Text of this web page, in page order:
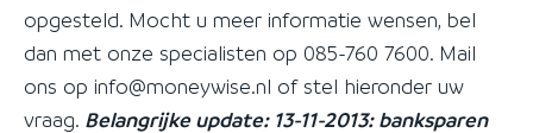
opgesteld. Mocht u meer informatie wensen, bel
dan met onze specialisten op 085-760 7600. Mail
ons op info@moneywise.nl of stel hieronder uw
vraag. Belangrijke update: 13-11-2013: banksparen